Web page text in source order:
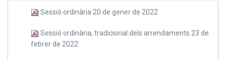
Sessió ordinària 20 de gener de 2022
Sessió ordinària, tradicional dels arrendaments 23 de
febrer de 2022